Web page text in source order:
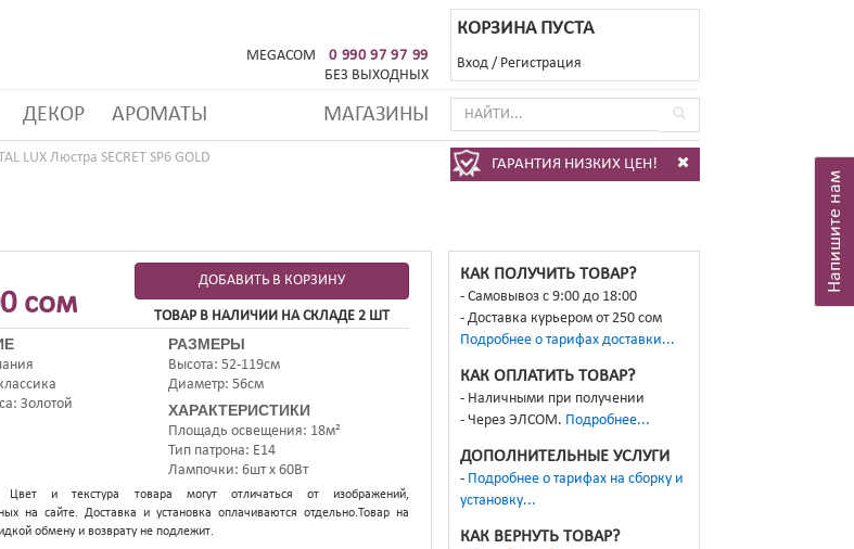
MEGACOM
0 990 97 97 99
БЕЗ ВЫХОДНЫХ
КОРЗИНА ПУСТА
Вход / Регистрация
ДЕКОР АРОМАТЫ МАГАЗИНЫ
ГАРАНТИЯ НИЗКИХ ЦЕН!
LUX Люстра SECRET SP6 GOLD
сом
ДОБАВИТЬ В КОРЗИНУ
ТОВАР В НАЛИЧИИ НА СКЛАДЕ 2 ШТ
Золотой
РАЗМЕРЫ
Высота 52-119см
Диаметр 56см
ХАРАКТЕРИСТИКИ
Площадь освещения 18м²
Тип патрона E14
Лампочки 6шт x 60Вт
и текстура товара могут отличаться от изображений,
на сайте. Доставка и установка оплачиваются отдельно.Товар на
обмену и возврату не подлежит.
КАК ПОЛУЧИТЬ ТОВАР?
Самовывоз с 9:00 до 18:00
Доставка курьером от 250 сом
Подробнее о тарифах доставки...
КАК ОПЛАТИТЬ ТОВАР?
Наличными при получении
Через ЭЛСОМ. Подробнее...
ДОПОЛНИТЕЛЬНЫЕ УСЛУГИ
Подробнее о тарифах на сборку и
установку...
КАК ВЕРНУТЬ ТОВАР?
Напишите нам